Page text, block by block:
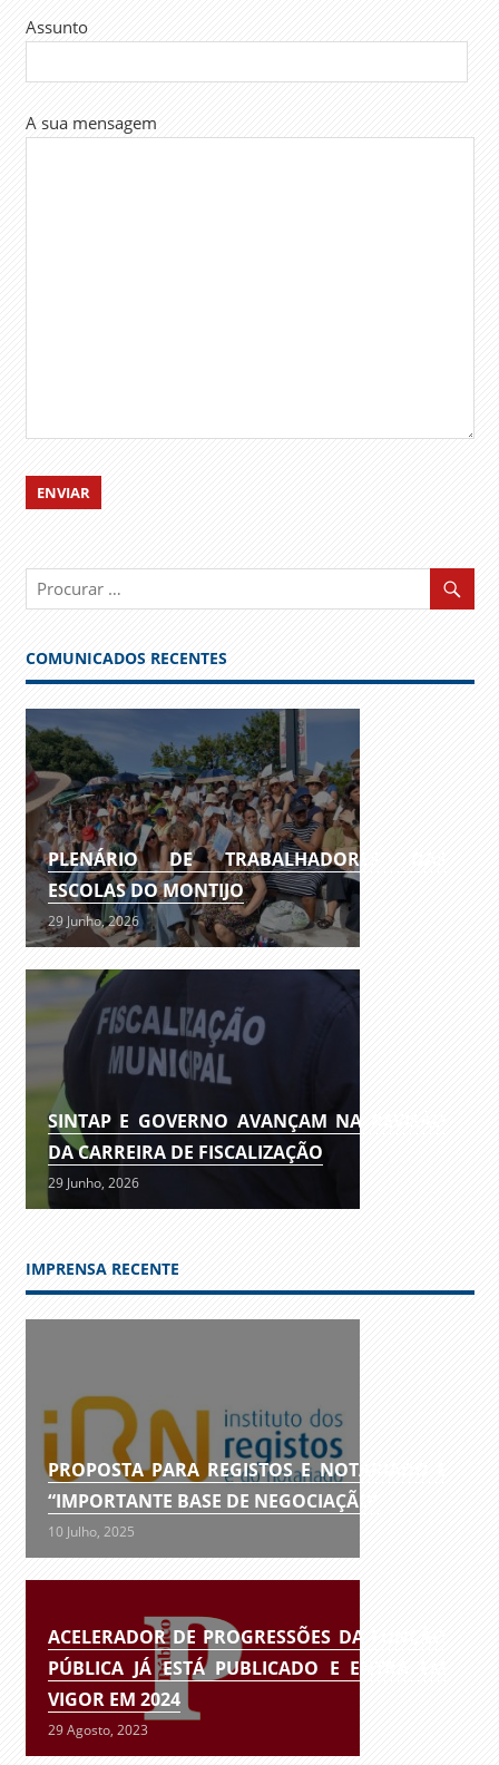
Assunto
A sua mensagem
COMUNICADOS RECENTES
PLENÁRIO DE TRABALHADORES DAS
ESCOLAS DO MONTIJO
29 Junho, 2026
SINTAP E GOVERNO AVANÇAM NA REVISÃO
DA CARREIRA DE FISCALIZAÇÃO
29 Junho, 2026
IMPRENSA RECENTE
PROPOSTA PARA REGISTOS E NOTARIADO É
“IMPORTANTE BASE DE NEGOCIAÇÃO”
10 Julho, 2025
ACELERADOR DE PROGRESSÕES DA FUNÇÃO
PÚBLICA JÁ ESTÁ PUBLICADO E ENTRA EM
VIGOR EM 2024
29 Agosto, 2023